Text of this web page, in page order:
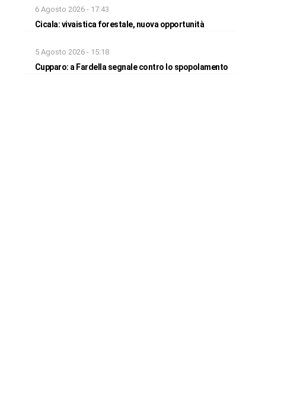
6 Agosto 2026 - 17:43
Cicala: vivaistica forestale, nuova opportunità
5 Agosto 2026 - 15:18
Cupparo: a Fardella segnale contro lo spopolamento